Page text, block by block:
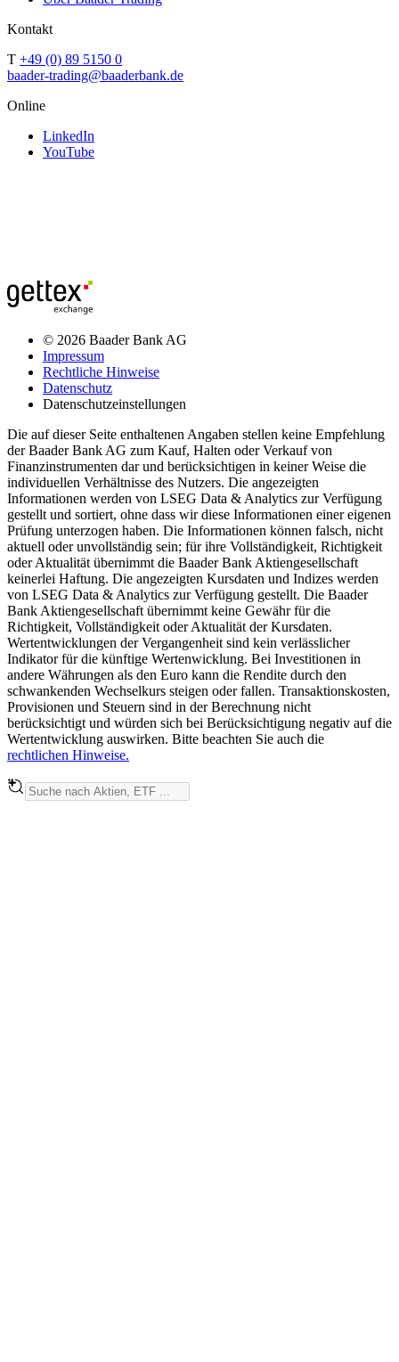
Kontakt
T +49 (0) 89 5150 0
baader-trading@baaderbank.de
Online
LinkedIn
YouTube
© 2026 Baader Bank AG
Impressum
Rechtliche Hinweise
Datenschutz
Datenschutzeinstellungen
Die auf dieser Seite enthaltenen Angaben stellen keine Empfehlung
der Baader Bank AG zum Kauf, Halten oder Verkauf von
Finanzinstrumenten dar und berücksichtigen in keiner Weise die
individuellen Verhältnisse des Nutzers. Die angezeigten
Informationen werden von LSEG Data & Analytics zur Verfügung
gestellt und sortiert, ohne dass wir diese Informationen einer eigenen
Prüfung unterzogen haben. Die Informationen können falsch, nicht
aktuell oder unvollständig sein; für ihre Vollständigkeit, Richtigkeit
oder Aktualität übernimmt die Baader Bank Aktiengesellschaft
keinerlei Haftung. Die angezeigten Kursdaten und Indizes werden
von LSEG Data & Analytics zur Verfügung gestellt. Die Baader
Bank Aktiengesellschaft übernimmt keine Gewähr für die
Richtigkeit, Vollständigkeit oder Aktualität der Kursdaten.
Wertentwicklungen der Vergangenheit sind kein verlässlicher
Indikator für die künftige Wertenwicklung. Bei Investitionen in
andere Währungen als den Euro kann die Rendite durch den
schwankenden Wechselkurs steigen oder fallen. Transaktionskosten,
Provisionen und Steuern sind in der Berechnung nicht
berücksichtigt und würden sich bei Berücksichtigung negativ auf die
Wertentwicklung auswirken. Bitte beachten Sie auch die
rechtlichen Hinweise.